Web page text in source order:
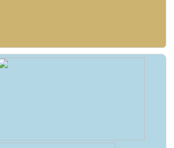
Spieltag: SG Union Sandersdorf - VfB 1921 Krieschow,